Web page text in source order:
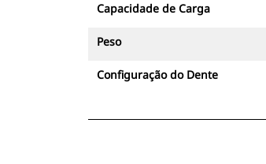
Capacidade de Carga
Peso
Configuração do Dente